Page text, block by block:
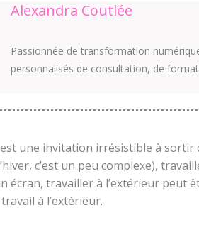
Alexandra Coutlée
Passionnée de transformation
personnalisés de consultation, de
une invitation irrésistible à sortir
c’est un peu complexe),
écran, travailler à l’extérieur peut
à l’extérieur.